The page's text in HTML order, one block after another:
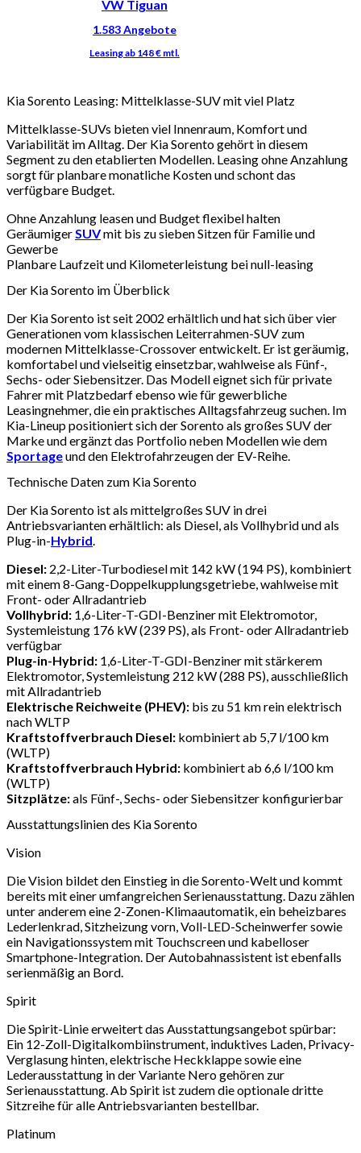
VW Tiguan
Kia Sorento Leasing: Mittelklasse-SUV mit viel Platz
Mittelklasse-SUVs bieten viel Innenraum, Komfort und
Variabilität im Alltag. Der Kia Sorento gehört in diesem
Segment zu den etablierten Modellen. Leasing ohne Anzahlung
sorgt für planbare monatliche Kosten und schont das
verfügbare Budget.
Ohne Anzahlung leasen und Budget flexibel halten
Geräumiger SUVmit bis zu sieben Sitzen für Familie und
Gewerbe
Planbare Laufzeit und Kilometerleistung bei null-leasing
Der Kia Sorento im Überblick
Der Kia Sorento ist seit 2002 erhältlich und hat sich über vier
Generationen vom klassischen Leiterrahmen-SUV zum
modernen Mittelklasse-Crossover entwickelt. Er ist geräumig,
komfortabel und vielseitig einsetzbar, wahlweise als Fünf-,
Sechs- oder Siebensitzer. Das Modell eignet sich für private
Fahrer mit Platzbedarf ebenso wie für gewerbliche
Leasingnehmer, die ein praktisches Alltagsfahrzeug suchen. Im
Kia-Lineup positioniert sich der Sorento als großes SUV der
Marke und ergänzt das Portfolio neben Modellen wie dem
Sportageund den Elektrofahrzeugen der EV-Reihe.
Technische Daten zum Kia Sorento
Der Kia Sorento ist als mittelgroßes SUV in drei
Antriebsvarianten erhältlich: als Diesel, als Vollhybrid und als
Plug-in-Hybrid.
Diesel: 2,2-Liter-Turbodiesel mit 142 kW (194 PS), kombiniert
mit einem 8-Gang-Doppelkupplungsgetriebe, wahlweise mit
Front- oder Allradantrieb
Vollhybrid: 1,6-Liter-T-GDI-Benziner mit Elektromotor,
Systemleistung 176 kW (239 PS), als Front- oder Allradantrieb
verfügbar
Plug-in-Hybrid: 1,6-Liter-T-GDI-Benziner mit stärkerem
Elektromotor, Systemleistung 212 kW (288 PS), ausschließlich
mit Allradantrieb
Elektrische Reichweite (PHEV): bis zu 51 km rein elektrisch
nach WLTP
Kraftstoffverbrauch Diesel: kombiniert ab 5,7 l/100 km
(WLTP)
Kraftstoffverbrauch Hybrid: kombiniert ab 6,6 l/100 km
(WLTP)
Sitzplätze:als Fünf-, Sechs- oder Siebensitzer konfigurierbar
Ausstattungslinien des Kia Sorento
Vision
Die Vision bildet den Einstieg in die Sorento-Welt und kommt
bereits mit einer umfangreichen Serienausstattung. Dazu zählen
unter anderem eine 2-Zonen-Klimaautomatik, ein beheizbares
Lederlenkrad, Sitzheizung vorn, Voll-LED-Scheinwerfer sowie
ein Navigationssystem mit Touchscreen und kabelloser
Smartphone-Integration. Der Autobahnassistent ist ebenfalls
serienmäßig an Bord.
Spirit
Die Spirit-Linie erweitert das Ausstattungsangebot spürbar:
Ein 12-Zoll-Digitalkombiinstrument, induktives Laden, Privacy-
Verglasung hinten, elektrische Heckklappe sowie eine
Lederausstattung in der Variante Nero gehören zur
Serienausstattung. Ab Spirit ist zudem die optionale dritte
Sitzreihe für alle Antriebsvarianten bestellbar.
Platinum